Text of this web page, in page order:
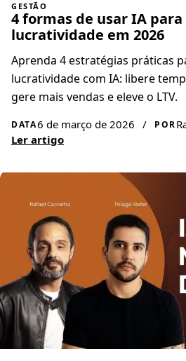
GESTÃO
4 formas de usar IA
lucratividade em 2026
Aprenda 4 estratégias práticas
lucratividade com IA: libere
gere mais vendas e eleve o LTV.
DATA6 de março de 2026 / POR
Ler artigo